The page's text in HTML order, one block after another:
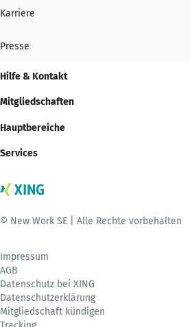
Karriere
Presse
Hilfe & Kontakt
Mitgliedschaften
Hauptbereiche
Services
© New Work SE | Alle Rechte vorbehalten
Impressum
AGB
Datenschutz bei XING
Datenschutzerklärung
Mitgliedschaft kündigen